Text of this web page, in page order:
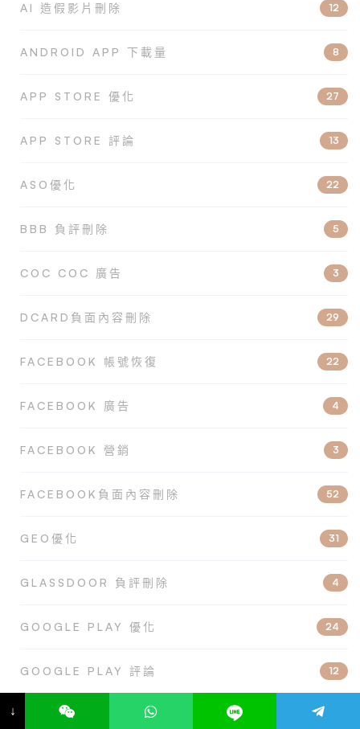
AI 造假影片刪除 12
ANDROID APP 下載量 8
APP STORE 優化 27
APP STORE 評論 13
ASO優化 22
BBB 負評刪除 5
COC COC 廣告 3
DCARD負面內容刪除 29
FACEBOOK 帳號恢復 22
FACEBOOK 廣告 4
FACEBOOK 營銷 3
FACEBOOK負面內容刪除 52
GEO優化 31
GLASSDOOR 負評刪除 4
GOOGLE PLAY 優化 24
GOOGLE PLAY 評論 12
GOOGLE 商家資料
↓